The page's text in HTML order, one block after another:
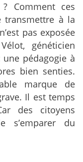
? Comment ces
transmettre à la
pas exposée
généticien
pédagogie à
bien senties.
marque de
Il est temps
des citoyens
s’emparer du